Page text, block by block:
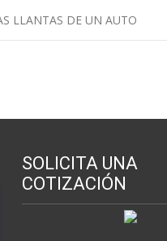
LLANTAS DE UN AUTO
SOLICITA UNA
COTIZACIÓN